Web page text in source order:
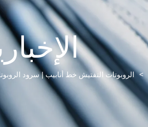
> الروبوتات التفتيش خط أنابيب | سرود